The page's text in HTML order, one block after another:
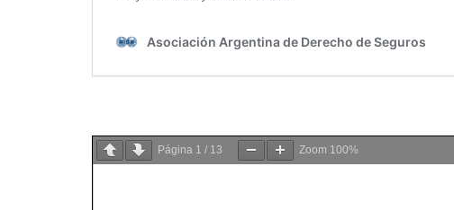
Página 1 / 13 Zoom 100%